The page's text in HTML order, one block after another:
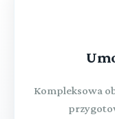
Kompleksowa